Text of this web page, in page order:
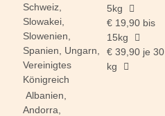
Schweiz,
Slowakei,
Slowenien,
Spanien, Ungarn,
Vereinigtes
Königreich
5kg
€ 19,90 bis
15kg
€ 39,90 je 30
kg
Albanien,
Andorra,